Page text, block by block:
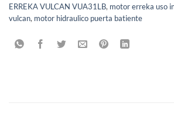
ERREKA VULCAN VUA31LB, motor erreka uso
vulcan, motor hidraulico puerta batiente